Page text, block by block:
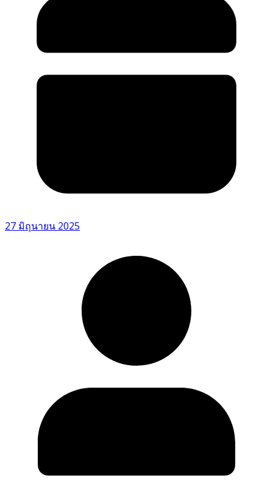
27 มิถุนายน 2025